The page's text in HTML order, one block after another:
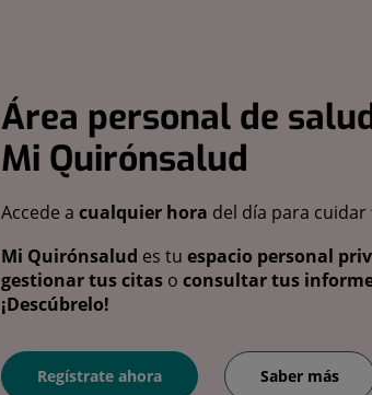
Área personal de
Mi Quirónsalud
Accede a cualquier hora del día para cuidar
Mi Quirónsalud es tu espacio personal
gestionar tus citas o consultar tus
¡Descúbrelo!
Regístrate ahora Saber más